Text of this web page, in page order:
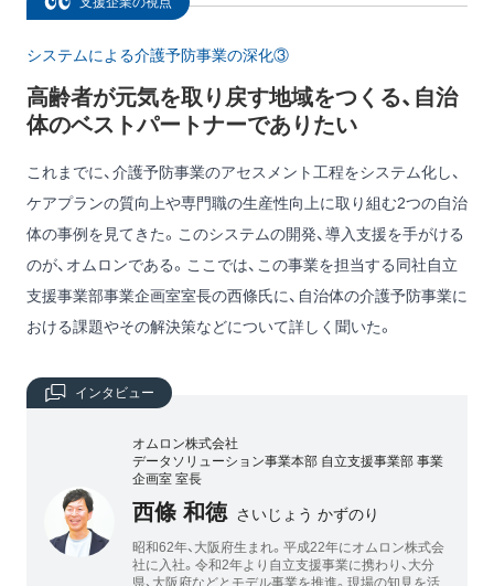
システムによる介護予防事業の深化③
高齢者が元気を取り戻す地域をつくる、自治
体のベストパートナーでありたい
これまでに、介護予防事業のアセスメント工程をシステム化し、
ケアプランの質向上や専門職の生産性向上に取り組む2つの自治
体の事例を見てきた。このシステムの開発、導入支援を手がける
のが、オムロンである。ここでは、この事業を担当する同社自立
支援事業部事業企画室室長の西條氏に、自治体の介護予防事業に
おける課題やその解決策などについて詳しく聞いた。
インタビュー
オムロン株式会社
データソリューション事業本部 自立支援事業部 事業
企画室 室長
西條 和徳 さいじょう かずのり
昭和62年、大阪府生まれ。平成22年にオムロン株式会
社に入社。令和2年より自立支援事業に携わり、大分
県、大阪府などとモデル事業を推進。現場の知見を活